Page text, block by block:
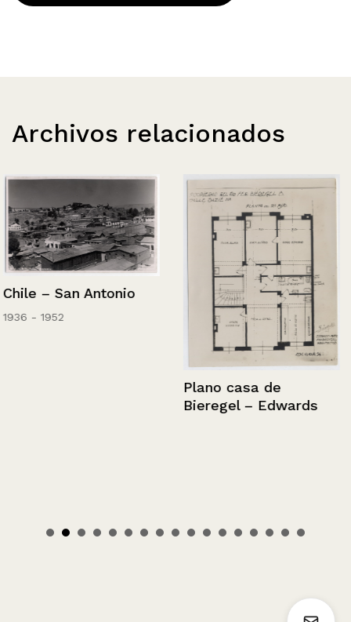
Archivos relacionados
Chile – San Antonio
1936 - 1952
Plano casa de
Bieregel – Edwards